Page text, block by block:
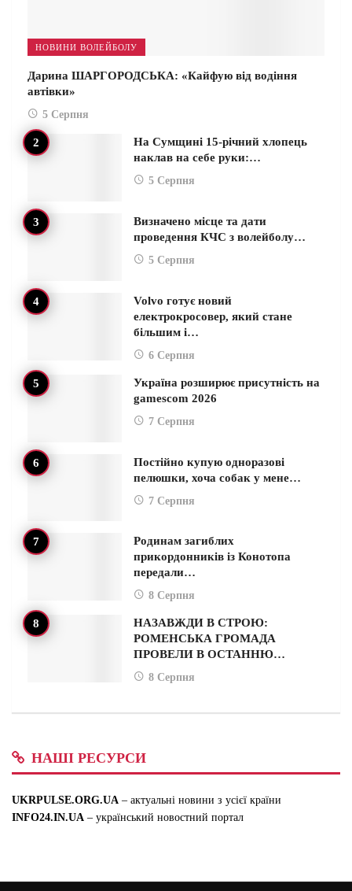
НОВИНИ ВОЛЕЙБОЛУ
Дарина ШАРГОРОДСЬКА: «Кайфую від водіння
автівки»
5 Серпня
На Сумщині 15-річний хлопець
наклав на себе руки:…
5 Серпня
Визначено місце та дати
проведення КЧС з волейболу…
5 Серпня
Volvo готує новий
електрокросовер, який стане
більшим і…
6 Серпня
Україна розширює присутність на
gamescom 2026
7 Серпня
Постійно купую одноразові
пелюшки, хоча собак у мене…
7 Серпня
Родинам загиблих
прикордонників із Конотопа
передали…
8 Серпня
НАЗАВЖДИ В СТРОЮ:
РОМЕНСЬКА ГРОМАДА
ПРОВЕЛИ В ОСТАННЮ…
8 Серпня
НАШІ РЕСУРСИ
UKRPULSE.ORG.UA – актуальні новини з усієї країни
INFO24.IN.UA – український новостний портал